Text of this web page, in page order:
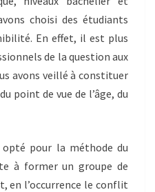
choisi des étudiants
En effet, il est plus
de la question aux
avons veillé à constituer
point de vue de l’âge, du
pour la méthode du
à former un groupe de
en l’occurrence le conflit